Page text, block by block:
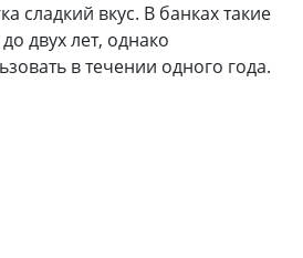
сладкий вкус. В банках такие
двух лет, однако
в течении одного года.